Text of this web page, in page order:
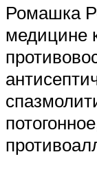
Ромашка
медицине